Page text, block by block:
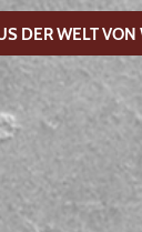
DER WELT